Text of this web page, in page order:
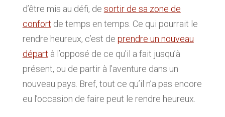
d’être mis au défi, de sortir de sa zone de
confort de temps en temps. Ce qui pourrait le
rendre heureux, c’est de prendre un nouveau
départ à l’opposé de ce qu’il a fait jusqu’à
présent, ou de partir à l’aventure dans un
nouveau pays. Bref, tout ce qu’il n’a pas encore
eu l’occasion de faire peut le rendre heureux.